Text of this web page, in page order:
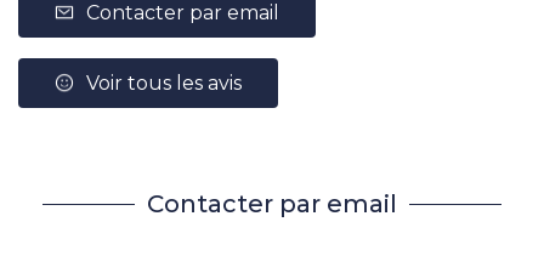
Contacter par email
Voir tous les avis
Contacter par email